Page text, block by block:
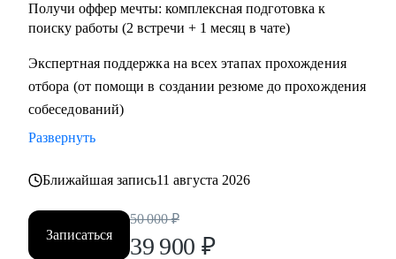
Получи оффер мечты: комплексная подготовка к
поиску работы (2 встречи + 1 месяц в чате)
Экспертная поддержка на всех этапах прохождения
отбора (от помощи в создании резюме до прохождения
собеседований)
Развернуть
Ближайшая запись11 августа 2026
Записаться
50 000 ₽
39 900 ₽